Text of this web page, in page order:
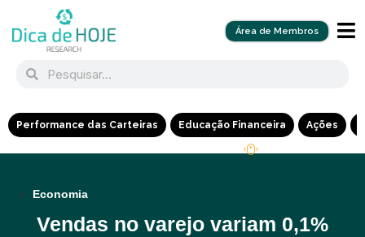
Área de Membros
Performance das Carteiras Educação Financeira Ações
Economia
Vendas no varejo variam 0,1%